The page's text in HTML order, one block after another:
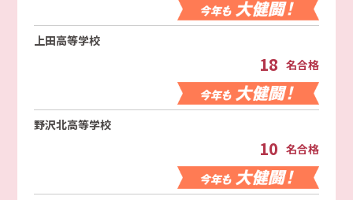
上田高等学校
18 名合格
野沢北高等学校
10 名合格